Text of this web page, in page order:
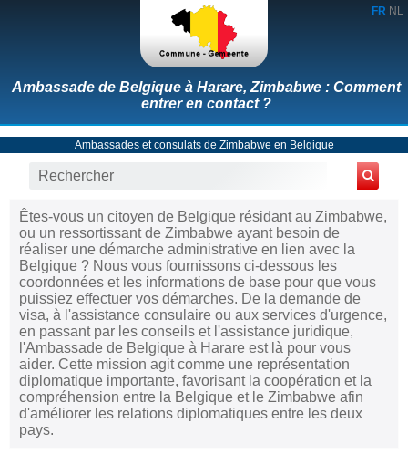
FR NL
Ambassade de Belgique à Harare, Zimbabwe : Comment
entrer en contact ?
Ambassades et consulats de Zimbabwe en Belgique
Êtes-vous un citoyen de Belgique résidant au Zimbabwe,
ou un ressortissant de Zimbabwe ayant besoin de
réaliser une démarche administrative en lien avec la
Belgique ? Nous vous fournissons ci-dessous les
coordonnées et les informations de base pour que vous
puissiez effectuer vos démarches. De la demande de
visa, à l'assistance consulaire ou aux services d'urgence,
en passant par les conseils et l'assistance juridique,
l'Ambassade de Belgique à Harare est là pour vous
aider. Cette mission agit comme une représentation
diplomatique importante, favorisant la coopération et la
compréhension entre la Belgique et le Zimbabwe afin
d'améliorer les relations diplomatiques entre les deux
pays.